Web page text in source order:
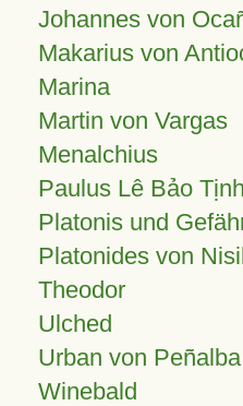
Johannes von
Makarius von
Marina
Martin von Vargas
Menalchius
Paulus Lê Bảo Tịnh
Platonis und
Platonides von
Theodor
Ulched
Urban von Peñalba
Winebald